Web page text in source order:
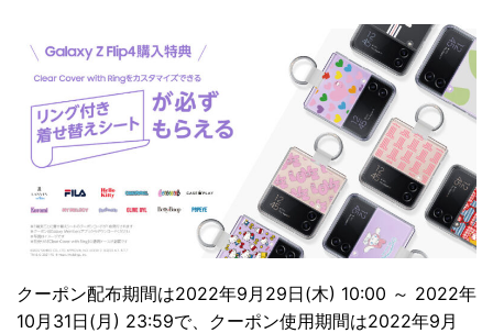
クーポン配布期間は2022年9月29日(木) 10:00 ～ 2022年
10月31日(月) 23:59で、クーポン使用期間は2022年9月